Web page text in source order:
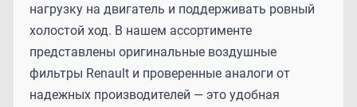
нагрузку на двигатель и поддерживать ровный
холостой ход. В нашем ассортименте
представлены оригинальные воздушные
фильтры Renault и проверенные аналоги от
надежных производителей — это удобная